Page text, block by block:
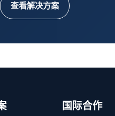
查看解决方案
国际合作